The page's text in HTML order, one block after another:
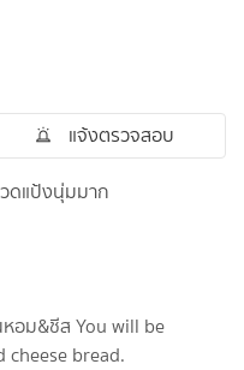
แจ้งตรวจสอบ
อม&ชีส You will be
cheese bread.